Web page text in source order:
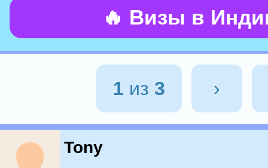
🔥 Визы в
1 из 3 ›
Tony